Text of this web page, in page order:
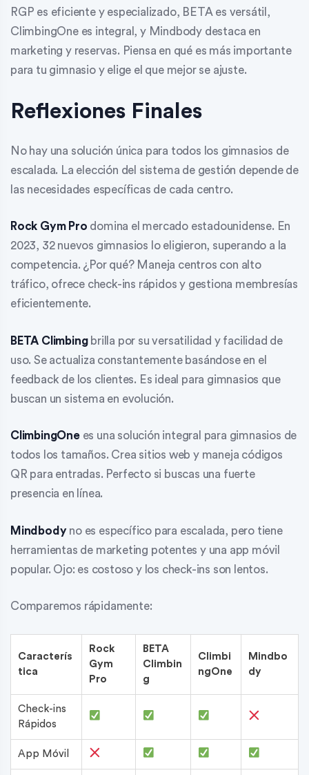
RGP es eficiente y especializado, BETA es versátil,
ClimbingOne es integral, y Mindbody destaca en
marketing y reservas. Piensa en qué es más importante
para tu gimnasio y elige el que mejor se ajuste.
Reflexiones Finales
No hay una solución única para todos los gimnasios de
escalada. La elección del sistema de gestión depende de
las necesidades específicas de cada centro.
Rock Gym Pro domina el mercado estadounidense. En
2023, 32 nuevos gimnasios lo eligieron, superando a la
competencia. ¿Por qué? Maneja centros con alto
tráfico, ofrece check-ins rápidos y gestiona membresías
eficientemente.
BETA Climbingbrilla por su versatilidad y facilidad de
uso. Se actualiza constantemente basándose en el
feedback de los clientes. Es ideal para gimnasios que
buscan un sistema en evolución.
ClimbingOnees una solución integral para gimnasios de
todos los tamaños. Crea sitios web y maneja códigos
QR para entradas. Perfecto si buscas una fuerte
presencia en línea.
Mindbodyno es específico para escalada, pero tiene
herramientas de marketing potentes y una app móvil
popular. Ojo: es costoso y los check-ins son lentos.
Comparemos rápidamente:
Caracterís
tica
Rock
Gym
Pro
BETA
Climbin
g
Climbi
ngOne
Mindbo
dy
Check-ins
Rápidos
App Móvil